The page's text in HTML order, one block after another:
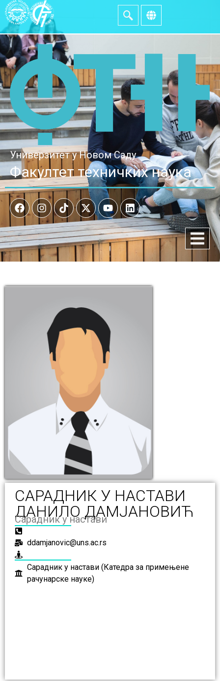
Универзитет у Новом Саду
Факултет техничких наука
САРАДНИК У НАСТАВИ
ДАНИЛО ДАМЈАНОВИЋ
Сарадник у настави
ddamjanovic@uns.ac.rs
Сарадник у настави (Катедра за примењене
рачунарске науке)